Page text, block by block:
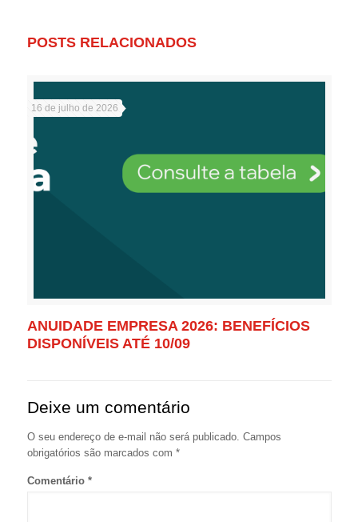
POSTS RELACIONADOS
16 de julho de 2026
ANUIDADE EMPRESA 2026: BENEFÍCIOS
DISPONÍVEIS ATÉ 10/09
Deixe um comentário
O seu endereço de e-mail não será publicado. Campos
obrigatórios são marcados com *
Comentário *